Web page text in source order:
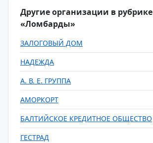
Другие организации в рубрике
«Ломбарды»
ЗАЛОГОВЫЙ ДОМ
НАДЕЖДА
А. В. Е. ГРУППА
АМОРКОРТ
БАЛТИЙСКОЕ КРЕДИТНОЕ ОБЩЕСТВО
ГЕСТРАД